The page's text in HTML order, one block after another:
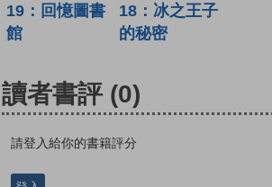
19：回憶圖書
館
18：冰之王子
的秘密
讀者書評 (0)
請登入給你的書籍評分